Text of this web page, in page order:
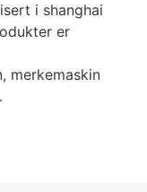
i shanghai
er
merkemaskin